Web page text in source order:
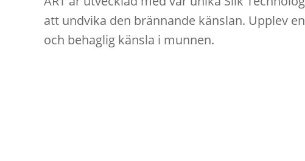
att undvika den brännande känslan. Upplev
och behaglig känsla i munnen.